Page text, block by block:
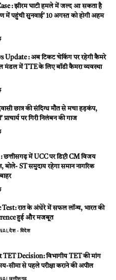
: झीरम घाटी हमले में जल्द आ सकता है
में पहुंची सुनवाई’ 10 अगस्त को होगी अहम
Update : अब टिकट चेकिंग पर रहेगी कैमरे
मंडल में TTE के लिए बॉडी कैमरा व्यवस्था
छात्र की संदिग्ध मौत से मचा हड़कंप,
पर गिरी निलंबन की गाज
में UCC पर डिप्टी CM विजय
बोले- ST समुदाय रहेगा समान नागरिक
रात के अंधेरे में सफल लॉन्च, भारत की
हुई और मजबूत
देश - विदेश
Decision: विभागीय TET की मांग
सीमा से पहले परीक्षा कराने की अपील